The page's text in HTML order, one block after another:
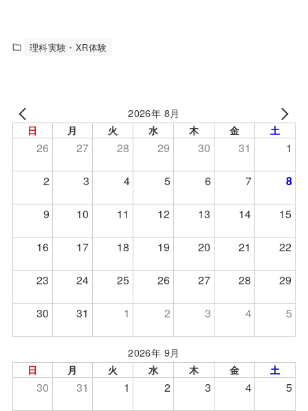
理科実験・XR体験
2026年 8月
日 月 火 水 木 金 土
26 27 28 29 30 31 1
2 3 4 5 6 7 8
9 10 11 12 13 14 15
16 17 18 19 20 21 22
23 24 25 26 27 28 29
30 31 1 2 3 4 5
2026年 9月
日 月 火 水 木 金 土
30 31 1 2 3 4 5